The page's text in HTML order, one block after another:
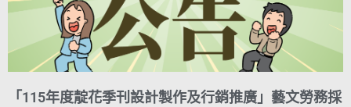
「115年度靛花季刊設計製作及行銷推廣」藝文勞務採